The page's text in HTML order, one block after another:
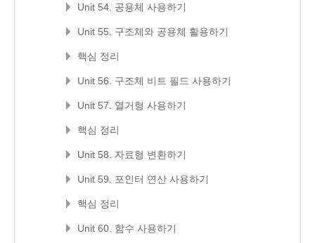
Unit 54. 공용체 사용하기
Unit 55. 구조체와 공용체 활용하기
핵심 정리
Unit 56. 구조체 비트 필드 사용하기
Unit 57. 열거형 사용하기
핵심 정리
Unit 58. 자료형 변환하기
Unit 59. 포인터 연산 사용하기
핵심 정리
Unit 60. 함수 사용하기